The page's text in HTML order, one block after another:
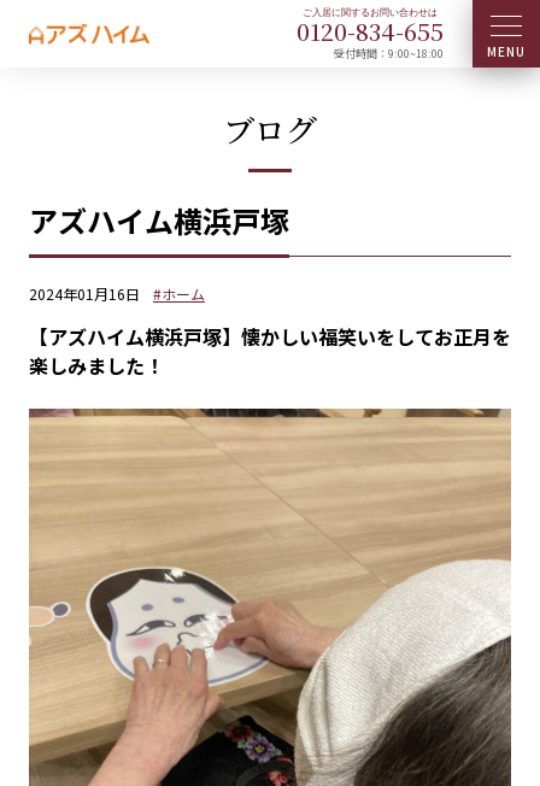
0120-834-655
受付時間：9:00~18:00
ブログ
アズハイム横浜戸塚
2024年01月16日 #ホーム
【アズハイム横浜戸塚】懐かしい福笑いをしてお正月を
楽しみました！